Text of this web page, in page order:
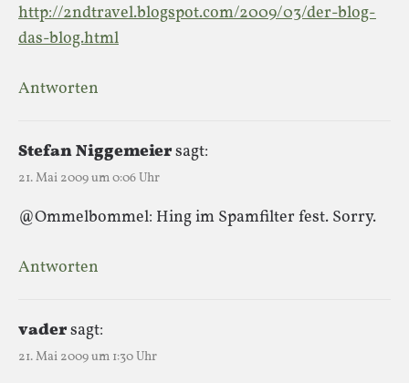
http://2ndtravel.blogspot.com/2009/03/der-blog-
das-blog.html
Antworten
Stefan Niggemeiersagt:
21. Mai 2009 um 0:06 Uhr
@Ommelbommel: Hing im Spamfilter fest. Sorry.
Antworten
vadersagt:
21. Mai 2009 um 1:30 Uhr